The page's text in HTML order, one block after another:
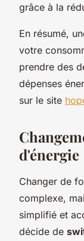
grâce à la
En résumé,
votre
prendre des
dépenses
sur le site
d'énergie
Changer de
complexe,
simplifié et
décide de